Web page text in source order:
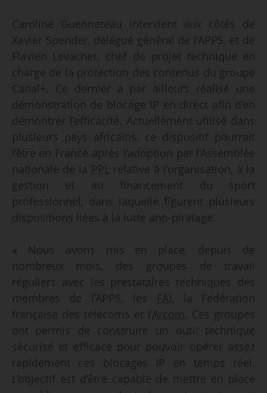
Caroline Guenneteau intervient aux côtés de
Xavier Spender, délégué général de l’APPS, et de
Flavien Levacher, chef de projet technique en
charge de la protection des contenus du groupe
Canal+. Ce dernier a par ailleurs réalisé une
démonstration de blocage IP en direct afin d’en
démontrer l’efficacité. Actuellement utilisé dans
plusieurs pays africains, ce dispositif pourrait
l’être en France après l’adoption par l’Assemblée
nationale de la PPL relative à l’organisation, à la
gestion et au financement du sport
professionnel, dans laquelle figurent plusieurs
dispositions liées à la lutte anti-piratage.
« Nous avons mis en place, depuis de
nombreux mois, des groupes de travail
réguliers avec les prestataires techniques des
membres de l’APPS, les FAI, la Fédération
française des télécoms et l’Arcom. Ces groupes
ont permis de construire un outil technique
sécurisé et efficace pour pouvoir opérer assez
rapidement ces blocages IP en temps réel.
L’objectif est d’être capable de mettre en place